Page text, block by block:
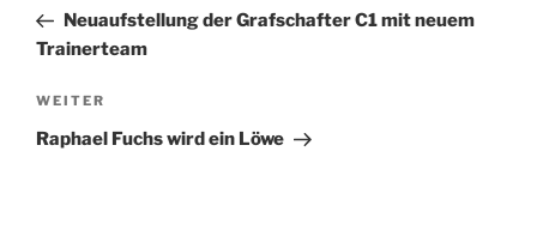
Beitrag
Neuaufstellung der Grafschafter C1 mit neuem
Trainerteam
Nächster
Beitrag
WEITER
Raphael Fuchs wird ein Löwe